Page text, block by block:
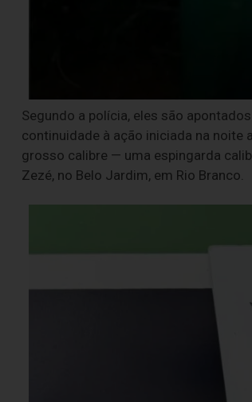
Segundo a polícia, eles são
continuidade à ação iniciada na noite
grosso calibre — uma espingarda
Zezé, no Belo Jardim, em Rio Branco.